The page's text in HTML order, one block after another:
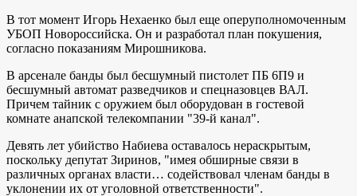
В тот момент Игорь Нехаенко был еще оперуполномоченным
УБОП Новороссийска. Он и разработал план покушения,
согласно показаниям Мирошникова.
В арсенале банды был бесшумный пистолет ПБ 6П9 и
бесшумный автомат разведчиков и спецназовцев ВАЛ.
Причем тайник с оружием был оборудован в гостевой
комнате анапской телекомпании "39-й канал".
Девять лет убийство Набиева оставалось нераскрытым,
поскольку депутат Зиринов, "имея обширные связи в
различных органах власти… содействовал членам банды в
уклонении их от уголовной ответственности".